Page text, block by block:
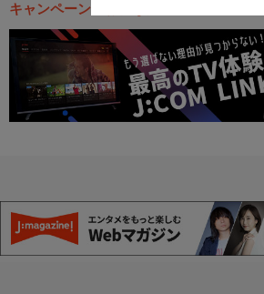
キャンペーン・お得な情報